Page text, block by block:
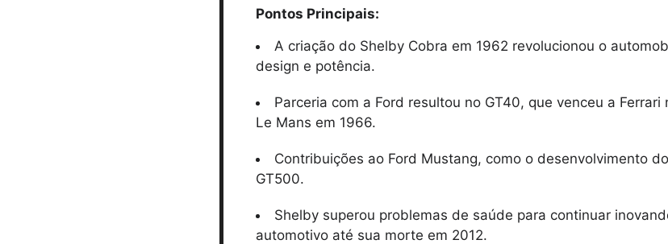
Pontos Principais:
A criação do Shelby Cobra em 1962 revolucionou o
design e potência.
Parceria com a Ford resultou no GT40, que venceu a Ferrari
Le Mans em 1966.
Contribuições ao Ford Mustang, como o desenvolvimento
GT500.
Shelby superou problemas de saúde para continuar
automotivo até sua morte em 2012.